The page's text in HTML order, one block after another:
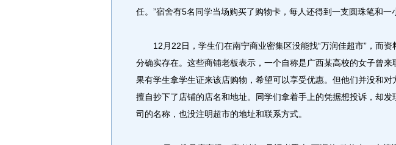
任。”宿舍有5名同学当场购买了购物卡，每人还得到一支圆珠笔和一
12月22日，学生们在南宁商业密集区没能找“万润佳超市”，而资
分确实存在。这些商铺老板表示，一个自称是广西某高校的女子曾来
果有学生拿学生证来该店购物，希望可以享受优惠。但他们并没和对
擅自抄下了店铺的店名和地址。同学们拿着手上的凭据想投诉，却发
司的名称，也没注明超市的地址和联系方式。